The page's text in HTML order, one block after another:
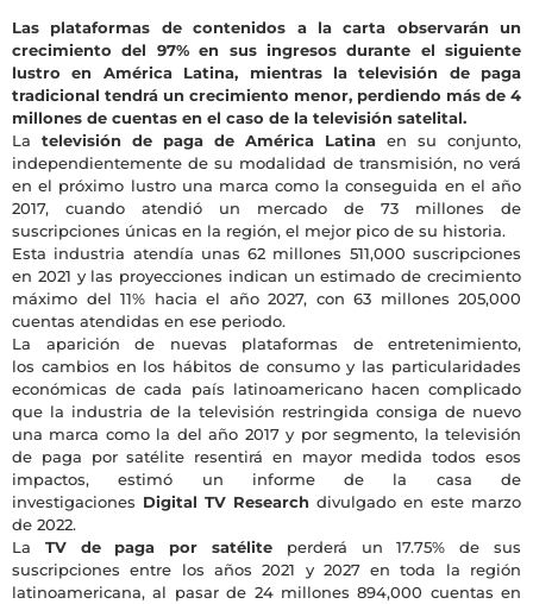
Las plataformas de contenidos a la carta observarán un
crecimiento del 97% en sus ingresos durante el siguiente
lustro en América Latina, mientras la televisión de paga
tradicional tendrá un crecimiento menor, perdiendo más de 4
millones de cuentas en el caso de la televisión satelital.
La televisión de paga de América Latina en su conjunto,
independientemente de su modalidad de transmisión, no verá
en el próximo lustro una marca como la conseguida en el año
2017, cuando atendió un mercado de 73 millones de
suscripciones únicas en la región, el mejor pico de su historia.
Esta industria atendía unas 62 millones 511,000 suscripciones
en 2021 y las proyecciones indican un estimado de crecimiento
máximo del 11% hacia el año 2027, con 63 millones 205,000
cuentas atendidas en ese periodo.
La aparición de nuevas plataformas de entretenimiento,
los cambios en los hábitos de consumo y las particularidades
económicas de cada país latinoamericano hacen complicado
que la industria de la televisión restringida consiga de nuevo
una marca como la del año 2017 y por segmento, la televisión
de paga por satélite resentirá en mayor medida todos esos
impactos, estimó un informe de la casa de
investigaciones Digital TV Research divulgado en este marzo
de 2022.
La TV de paga por satélite perderá un 17.75% de sus
suscripciones entre los años 2021 y 2027 en toda la región
latinoamericana, al pasar de 24 millones 894,000 cuentas en